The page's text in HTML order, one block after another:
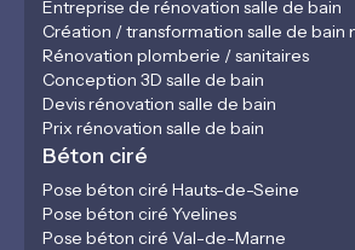
Entreprise de rénovation salle de bain
Création / transformation salle de bain
Rénovation plomberie / sanitaires
Conception 3D salle de bain
Devis rénovation salle de bain
Prix rénovation salle de bain
Béton ciré
Pose béton ciré Hauts-de-Seine
Pose béton ciré Yvelines
Pose béton ciré Val-de-Marne